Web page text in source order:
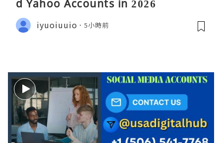
d Yahoo Accounts in 2026
iyuoiuuio 5小時前